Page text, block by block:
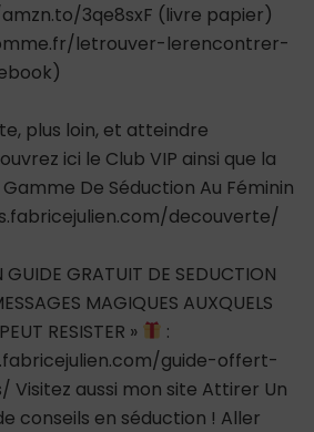
3qe8sxF (livre papier)
letrouver-lerencontrer-
plus loin, et atteindre
ici le Club VIP ainsi que la
De Séduction Au Féminin
decouverte/
GUIDE GRATUIT DE SEDUCTION
MAGIQUES AUXQUELS
RESISTER »
:
guide-offert-
aussi mon site Attirer Un
conseils en séduction ! Aller